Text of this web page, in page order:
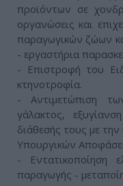
προϊόντων σε
οργανώσεις και
παραγωγικών ζώων
- εργαστήρια
- Επιστροφή του
κτηνοτροφία.
- Αντιμετώπιση
γάλακτος,
διάθεσής τους με
Υπουργικών
-
παραγωγής -